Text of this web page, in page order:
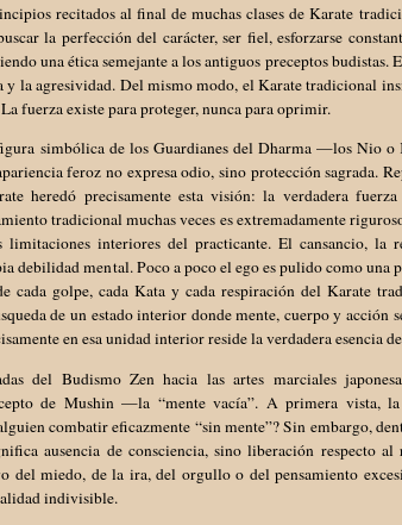
recitados al final de muchas clases de Karate
la perfección del carácter, ser fiel, esforzarse
una ética semejante a los antiguos preceptos
la agresividad. Del mismo modo, el Karate tradicional
fuerza existe para proteger, nunca para oprimir.
simbólica de los Guardianes del Dharma —los Nio
feroz no expresa odio, sino protección sagrada.
heredó precisamente esta visión: la verdadera
tradicional muchas veces es extremadamente
interiores del practicante. El cansancio, la
debilidad mental. Poco a poco el ego es pulido como una
cada golpe, cada Kata y cada respiración del Karate
de un estado interior donde mente, cuerpo y acción
en esa unidad interior reside la verdadera esencia
del Budismo Zen hacia las artes marciales
de Mushin —la “mente vacía”. A primera vista,
combatir eficazmente “sin mente”? Sin embargo,
ausencia de consciencia, sino liberación respecto
del miedo, de la ira, del orgullo o del pensamiento
indivisible.